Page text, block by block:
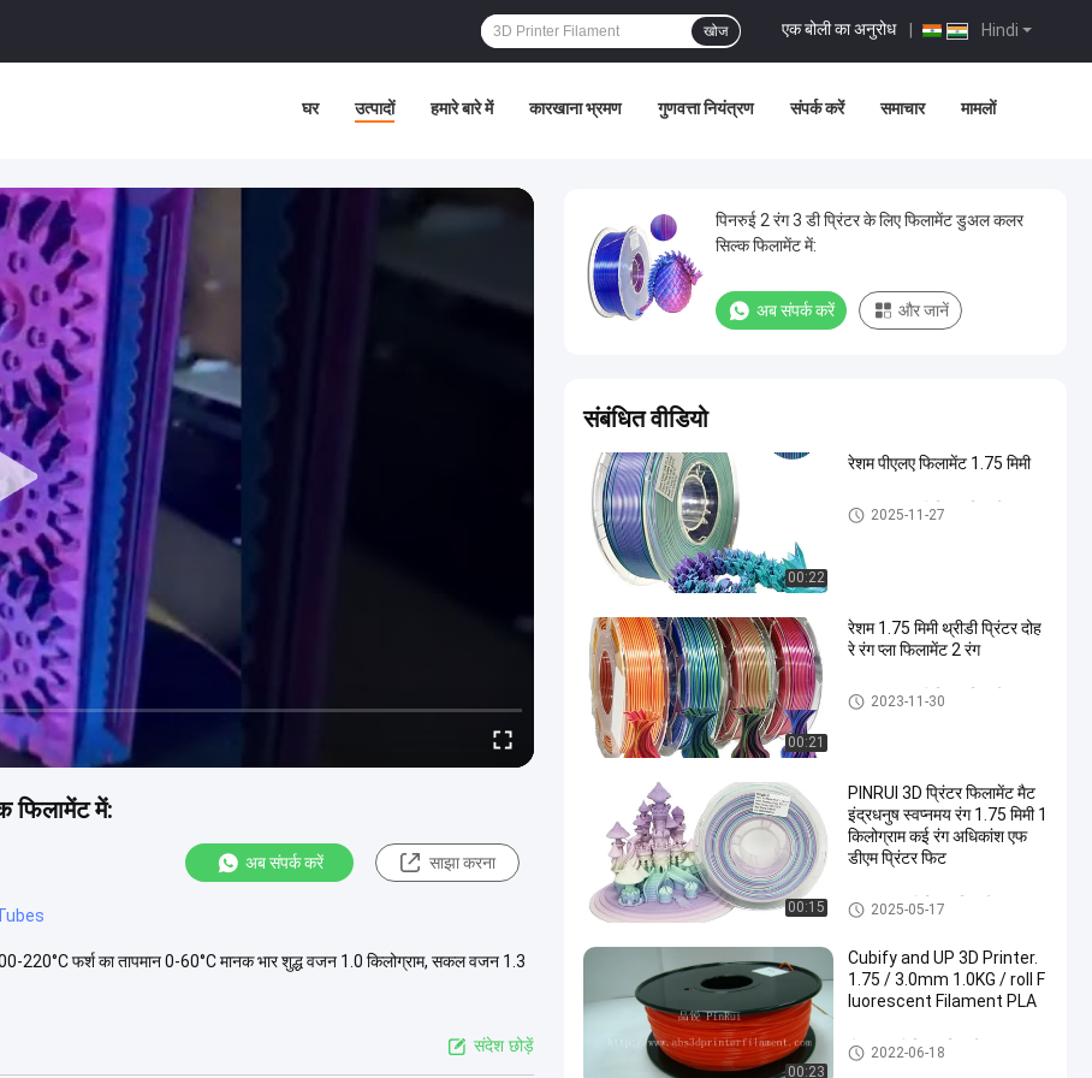
Hindi
एक बोली का अनुरोध
खोज
घर उत्पादों हमारे बारे में कारखाना भ्रमण गुणवत्ता नियंत्रण संपर्क करें समाचार मामलों
फिलामेंट में:
अब संपर्क करें साझा करना
220°C फर्श का तापमान 0-60°C मानक भार शुद्ध वजन 1.0 किलोग्राम, सकल वजन 1.3
संदेश छोड़ें
पिनरुई 2 रंग 3 डी प्रिंटर के लिए फिलामेंट डुअल कलर
सिल्क फिलामेंट में:
अब संपर्क करें और जानें
संबंधित वीडियो
00:22
रेशम पीएलए फिलामेंट 1.75 मिमी
डुअल कलर 3डी प्रिंटर फिलामेंट
2025-11-27
00:21
रेशम 1.75 मिमी थ्रीडी प्रिंटर दोह
रे रंग प्ला फिलामेंट 2 रंग
डुअल कलर 3डी प्रिंटर फिलामेंट
2023-11-30
00:15
PINRUI 3D प्रिंटर फिलामेंट मैट
इंद्रधनुष स्वप्नमय रंग 1.75 मिमी 1
किलोग्राम कई रंग अधिकांश एफ
डीएम प्रिंटर फिट
इंद्रधनुष 3 डी प्रिंटर फिलामेंट
2025-05-17
00:23
Cubify and UP 3D Printer.
1.75 / 3.0mm 1.0KG / roll F
luorescent Filament PLA
पीएलए 3 डी प्रिंटर फिलामेंट
2022-06-18